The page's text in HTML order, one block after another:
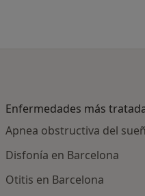
Enfermedades más
Apnea obstructiva del
Disfonía en Barcelona
Otitis en Barcelona